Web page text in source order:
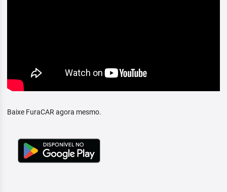
Baixe FuraCAR agora mesmo.